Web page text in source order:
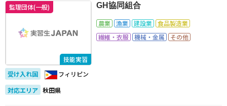
監理団体(一般)
技能実習
GH協同組合
農業 漁業 建設業
食品製造業
繊維・衣服
機械・金属 その他
受け入れ国
フィリピン
対応エリア 秋田県